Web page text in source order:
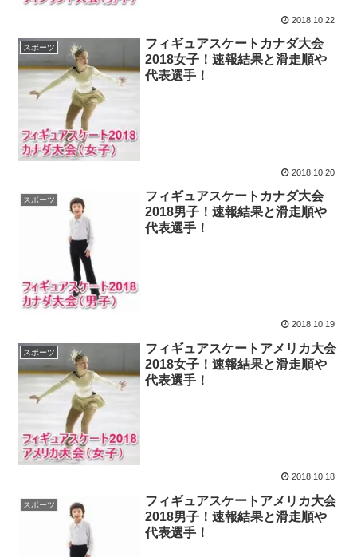
2018.10.22
スポーツ
フィギュアスケートカナダ大会
2018女子！速報結果と滑走順や
代表選手！
2018.10.20
スポーツ
フィギュアスケートカナダ大会
2018男子！速報結果と滑走順や
代表選手！
2018.10.19
スポーツ
フィギュアスケートアメリカ大会
2018女子！速報結果と滑走順や
代表選手！
2018.10.18
スポーツ
フィギュアスケートアメリカ大会
2018男子！速報結果と滑走順や
代表選手！